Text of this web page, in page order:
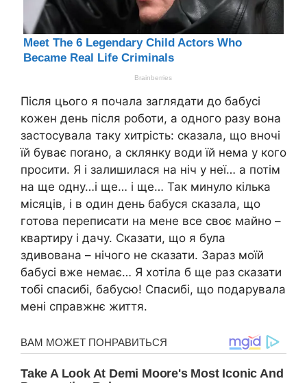
Після цього я почала заглядати до бабусі
кожен день після роботи, а одного разу вона
застосувала таку хитрість: сказала, що вночі
їй буває поrано, а склянку води їй нема у кого
просити. Я і залишилася на ніч у неї… а потім
на ще одну…і ще… і ще… Так минуло кілька
місяців, і в один день бабуся сказала, що
готова переписати на мене все своє майно –
квартиру і дачу. Сказати, що я була
здивована – нічого не сказати. Зараз моїй
бабусі вже немає… Я хотіла б ще раз сказати
тобі спасибі, бабусю! Спасибі, що подарувала
мені справжнє життя.